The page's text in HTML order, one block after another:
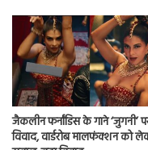
जैकलीन फर्नांडिस के गाने ‘जुगनी’
विवाद, वार्डरोब मालफंक्शन को